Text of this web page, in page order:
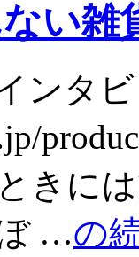
い雑
ンタ
きに
…の